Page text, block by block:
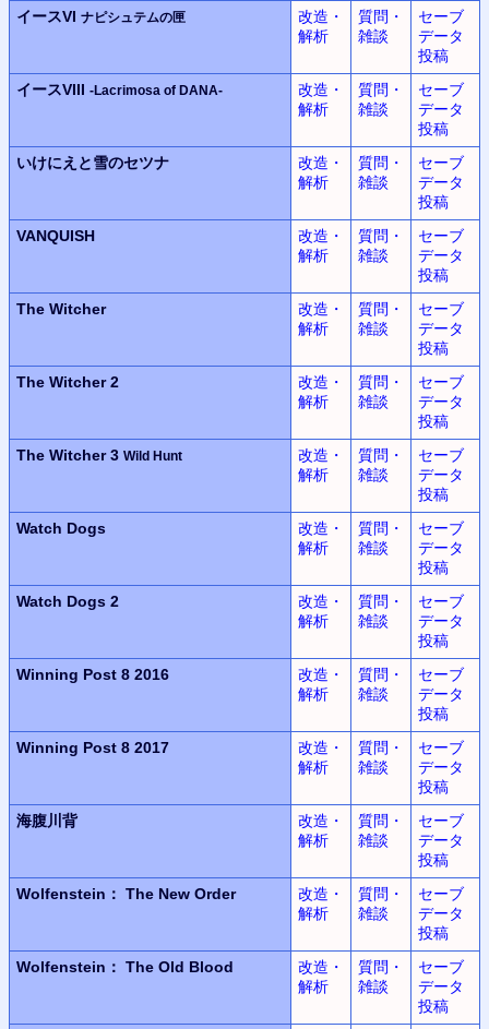
イースVI ナピシュテムの匣
改造・
解析
質問・
雑談
セーブ
データ
投稿
イースVIII -Lacrimosa of DANA-
改造・
解析
質問・
雑談
セーブ
データ
投稿
いけにえと雪のセツナ
改造・
解析
質問・
雑談
セーブ
データ
投稿
VANQUISH
改造・
解析
質問・
雑談
セーブ
データ
投稿
The Witcher
改造・
解析
質問・
雑談
セーブ
データ
投稿
The Witcher 2
改造・
解析
質問・
雑談
セーブ
データ
投稿
The Witcher 3 Wild Hunt
改造・
解析
質問・
雑談
セーブ
データ
投稿
Watch Dogs
改造・
解析
質問・
雑談
セーブ
データ
投稿
Watch Dogs 2
改造・
解析
質問・
雑談
セーブ
データ
投稿
Winning Post 8 2016
改造・
解析
質問・
雑談
セーブ
データ
投稿
Winning Post 8 2017
改造・
解析
質問・
雑談
セーブ
データ
投稿
海腹川背
改造・
解析
質問・
雑談
セーブ
データ
投稿
Wolfenstein： The New Order
改造・
解析
質問・
雑談
セーブ
データ
投稿
Wolfenstein： The Old Blood
改造・
解析
質問・
雑談
セーブ
データ
投稿